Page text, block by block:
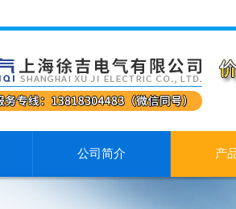
公司简介 产